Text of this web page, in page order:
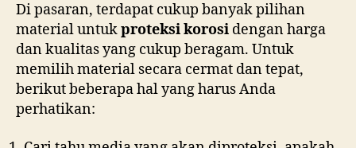
Di pasaran, terdapat cukup banyak pilihan
material untukproteksi korosi dengan harga
dan kualitas yang cukup beragam. Untuk
memilih material secara cermat dan tepat,
berikut beberapa hal yang harus Anda
perhatikan: